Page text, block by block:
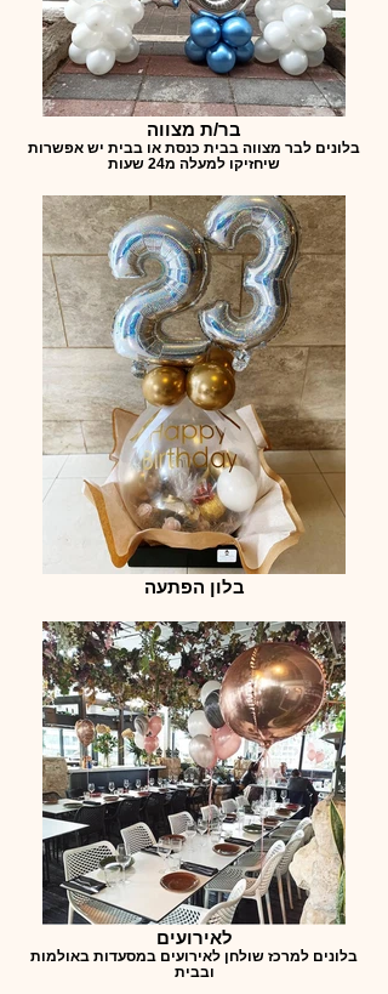
בר/ת מצווה
בלונים לבר מצווה בבית כנסת או בבית יש אפשרות
שיחזיקו למעלה מ24 שעות
בלון הפתעה
לאירועים
בלונים למרכז שולחן לאירועים במסעדות באולמות
ובבית